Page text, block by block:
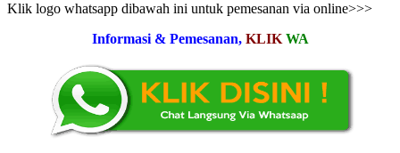
Klik logo whatsapp dibawah ini untuk pemesanan via online>>>
Informasi & Pemesanan, KLIK WA